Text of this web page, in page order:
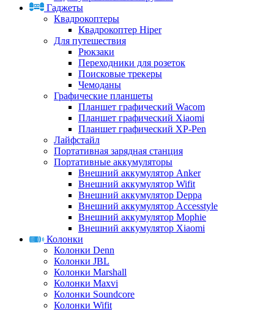
Гаджеты
Квадрокоптеры
Квадрокоптер Hiper
Для путешествия
Рюкзаки
Переходники для розеток
Поисковые трекеры
Чемоданы
Графические планшеты
Планшет графический Wacom
Планшет графический Xiaomi
Планшет графический XP-Pen
Лайфстайл
Портативная зарядная станция
Портативные аккумуляторы
Внешний аккумулятор Anker
Внешний аккумулятор Wifit
Внешний аккумулятор Deppa
Внешний аккумулятор Accesstyle
Внешний аккумулятор Mophie
Внешний аккумулятор Xiaomi
Колонки
Колонки Denn
Колонки JBL
Колонки Marshall
Колонки Maxvi
Колонки Soundcore
Колонки Wifit